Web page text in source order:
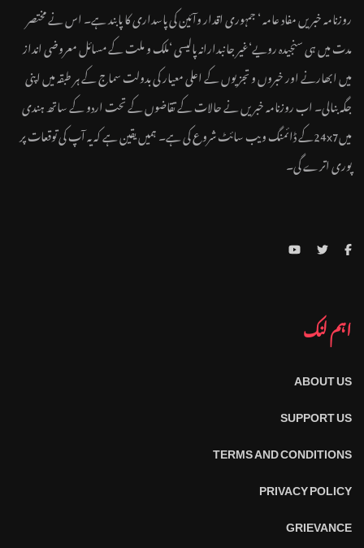
روزنامہ خبریں مفاد عامہ ‘ جمہوری اقدار وآئین کی پاسداری کا پابند ہے۔ اس نے مختصر
مدت میں ہی سنجیدہ رویے‘غیر جانبدارانہ پالیسی ‘ملک و ملت کے مسائل معروضی انداز
میں ابھارنے اور خبروں و تجزیوں کے اعلی معیار کی بدولت سماج کے ہر طبقہ میں اپنی
جگہ بنالی۔ اب روزنامہ خبریں نے حالات کے تقاضوں کے تحت اردو کے ساتھ ہندی
میں24x7کے ڈائمنگ ویب سائٹ شروع کی ہے۔ ہمیں یقین ہے کہ یہ آپ کی توقعات پر
پوری اترے گی۔
اہم لنک
ABOUT US
SUPPORT US
TERMS AND CONDITIONS
PRIVACY POLICY
GRIEVANCE